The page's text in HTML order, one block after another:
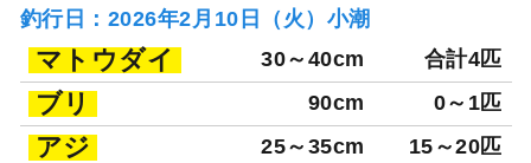
釣行日：2026年2月10日（火）小潮
マトウダイ 30～40cm 合計4匹
ブリ 90cm 0～1匹
アジ 25～35cm 15～20匹